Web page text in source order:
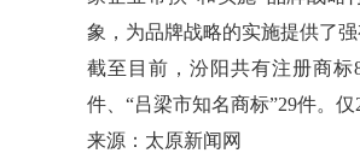
象，为品牌战略的实施提供了强
截至目前，汾阳共有注册商标
件、“吕梁市知名商标”29件。
来源：太原新闻网